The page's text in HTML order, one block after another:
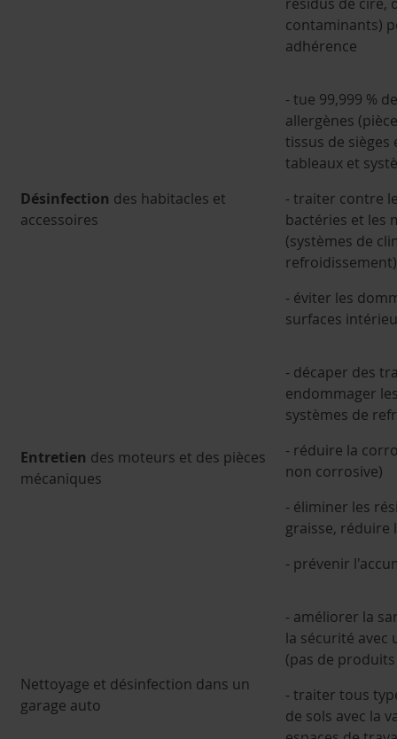
contaminants)
adhérence
Désinfection des habitacles et
accessoires
- tue 99,999 %
allergènes
tissus de
tableaux et
- traiter contre
bactéries et les
(systèmes de
refroidissement)
- éviter les
surfaces
Entretien des moteurs et des pièces
mécaniques
- décaper des
endommager
systèmes de
- réduire la
non corrosive)
- éliminer les
graisse, réduire
- prévenir
Nettoyage et désinfection dans un
garage auto
- améliorer la
la sécurité avec
(pas de
- traiter tous
de sols avec la